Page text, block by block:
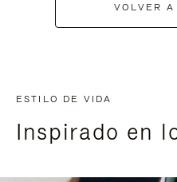
VOLVER
ESTILO DE VIDA
Inspirado en